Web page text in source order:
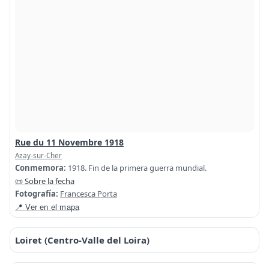
Rue du 11 Novembre 1918
Azay-sur-Cher
Conmemora: 1918. Fin de la primera guerra mundial.
📜 Sobre la fecha
Fotografía: Francesca Porta
📍 Ver en el mapa
Loiret (Centro-Valle del Loira)